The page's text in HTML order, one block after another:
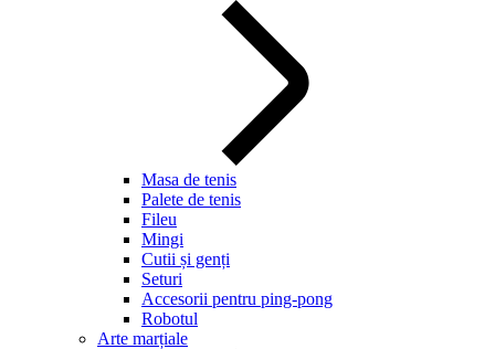
Masa de tenis
Palete de tenis
Fileu
Mingi
Cutii și genți
Seturi
Accesorii pentru ping-pong
Robotul
Arte marțiale